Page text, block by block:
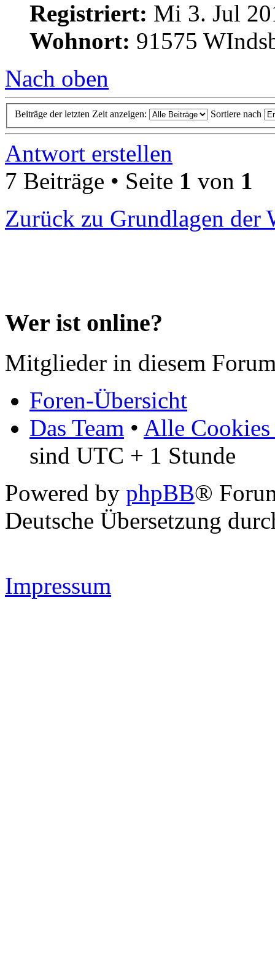
Registriert: Mi 3. Jul
Wohnort: 91575
Nach oben
Beiträge der letzten Zeit anzeigen: Sortiere nach
Antwort erstellen
7 Beiträge • Seite 1 von 1
Zurück zu Grundlagen der
Wer ist online?
Mitglieder in diesem
Foren-Übersicht
Das Team • Alle Cookies
sind UTC + 1 Stunde
Powered by phpBB®
Deutsche Übersetzung
Impressum